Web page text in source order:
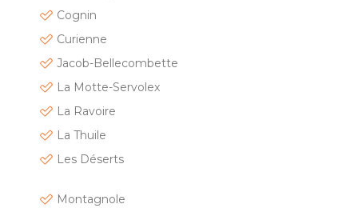
Cognin
Curienne
Jacob-Bellecombette
La Motte-Servolex
La Ravoire
La Thuile
Les Déserts
Montagnole